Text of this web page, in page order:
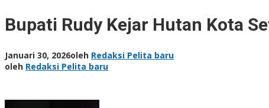
Bupati Rudy Kejar Hutan Kota
Januari 30, 2026oleh Redaksi Pelita baru
oleh Redaksi Pelita baru